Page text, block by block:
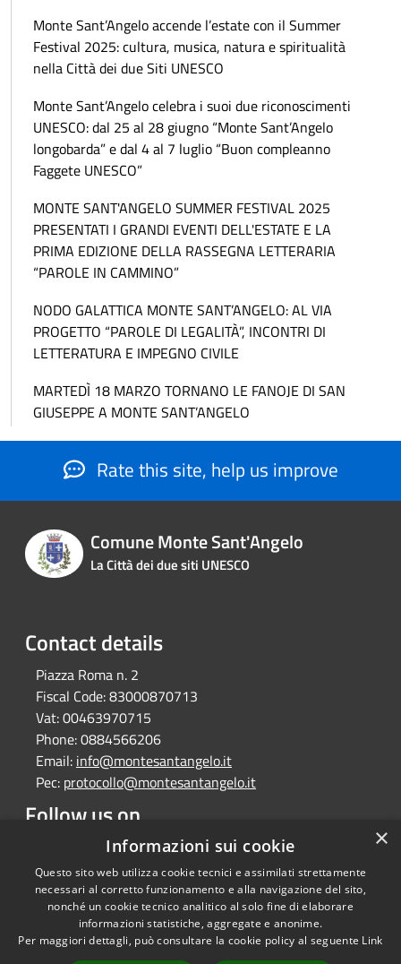
Monte Sant’Angelo accende l’estate con il Summer
Festival 2025: cultura, musica, natura e spiritualità
nella Città dei due Siti UNESCO
Monte Sant’Angelo celebra i suoi due riconoscimenti
UNESCO: dal 25 al 28 giugno “Monte Sant’Angelo
longobarda” e dal 4 al 7 luglio “Buon compleanno
Faggete UNESCO”
MONTE SANT'ANGELO SUMMER FESTIVAL 2025
PRESENTATI I GRANDI EVENTI DELL'ESTATE E LA
PRIMA EDIZIONE DELLA RASSEGNA LETTERARIA
“PAROLE IN CAMMINO”
NODO GALATTICA MONTE SANT’ANGELO: AL VIA
PROGETTO “PAROLE DI LEGALITÀ”, INCONTRI DI
LETTERATURA E IMPEGNO CIVILE
MARTEDÌ 18 MARZO TORNANO LE FANOJE DI SAN
GIUSEPPE A MONTE SANT’ANGELO
Rate this site, help us improve
Comune Monte Sant'Angelo
La Città dei due siti UNESCO
Contact details
Piazza Roma n. 2
Fiscal Code:83000870713
Vat:00463970715
Phone:0884566206
Email: info@montesantangelo.it
Pec: protocollo@montesantangelo.it
Follow us on
FacebookYoutubeInstagramTelegramWhatsapp
RSS
Accessibility
Copyright © 2026 • Comune
Monte Sant'Angelo • Powered
×
Informazioni sui cookie
Questo sito web utilizza cookie tecnici e assimilati strettamente
necessari al corretto funzionamento e alla navigazione del sito,
nonché un cookie tecnico analitico al solo fine di elaborare
informazioni statistiche, aggregate e anonime.
Per maggiori dettagli, può consultare la cookie policy al seguente Link